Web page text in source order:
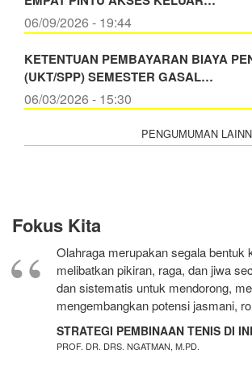
06/09/2026 - 19:44
KETENTUAN PEMBAYARAN BIAYA
(UKT/SPP) SEMESTER GASAL…
06/03/2026 - 15:30
PENGUMUMAN
Fokus Kita
Olahraga merupakan segala bentuk
melibatkan pikiran, raga, dan jiwa
dan sistematis untuk mendorong,
mengembangkan potensi jasmani,
STRATEGI PEMBINAAN TENIS DI
PROF. DR. DRS. NGATMAN, M.PD.